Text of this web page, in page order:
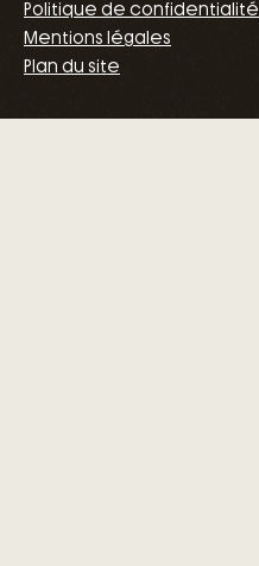
Politique de confidentialité
Mentions légales
Plan du site